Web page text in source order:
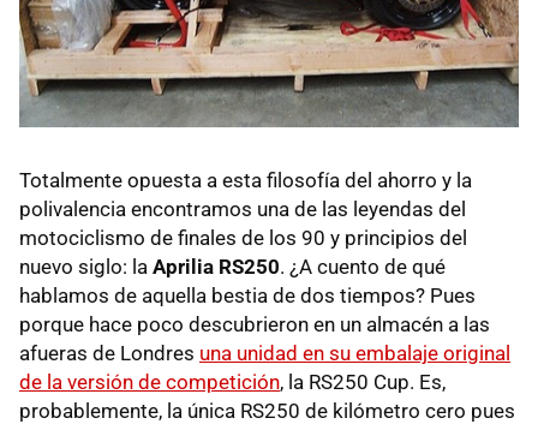
Totalmente opuesta a esta filosofía del ahorro y la
polivalencia encontramos una de las leyendas del
motociclismo de finales de los 90 y principios del
nuevo siglo: la Aprilia RS250. ¿A cuento de qué
hablamos de aquella bestia de dos tiempos? Pues
porque hace poco descubrieron en un almacén a las
afueras de Londres una unidad en su embalaje original
de la versión de competición, la RS250 Cup. Es,
probablemente, la única RS250 de kilómetro cero pues